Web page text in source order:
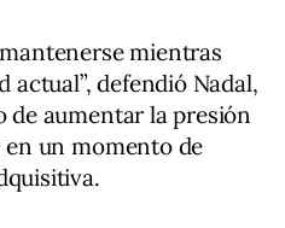
mientras
defendió Nadal,
de aumentar la presión
un momento de